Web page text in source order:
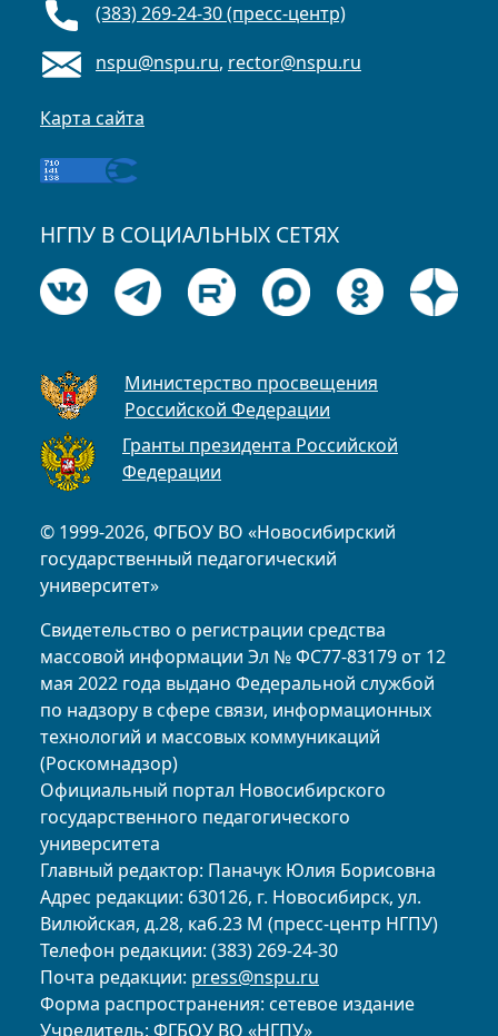
© 1999-2026, ФГБОУ ВО «Новосибирский
государственный педагогический
университет»
Свидетельство о регистрации средства
массовой информации Эл № ФС77-83179 от 12
мая 2022 года выдано Федеральной службой
по надзору в сфере связи, информационных
технологий и массовых коммуникаций
(Роскомнадзор)
Официальный портал Новосибирского
государственного педагогического
университета
Главный редактор: Паначук Юлия Борисовна
Адрес редакции: 630126, г. Новосибирск, ул.
Вилюйская, д.28, каб.23 М (пресс-центр НГПУ)
Телефон редакции: (383) 269-24-30
Почта редакции: press@nspu.ru
Форма распространения: сетевое издание
Учредитель: ФГБОУ ВО «НГПУ»
(383) 269-24-30 (пресс-центр)
nspu@nspu.ru, rector@nspu.ru
Карта сайта
НГПУ В СОЦИАЛЬНЫХ СЕТЯХ
Министерство просвещения
Российской Федерации
Гранты президента Российской
Федерации